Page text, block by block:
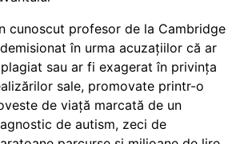
cunoscut profesor de la Cambridge
în urma acuzațiilor că ar
sau ar fi exagerat în privința
sale, promovate printr-o
de viață marcată de un
de autism, zeci de